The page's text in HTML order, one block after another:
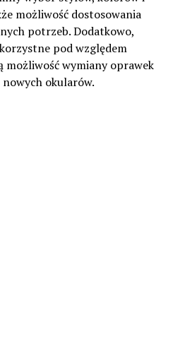
możliwość dostosowania
potrzeb. Dodatkowo,
pod względem
możliwość wymiany oprawek
okularów.